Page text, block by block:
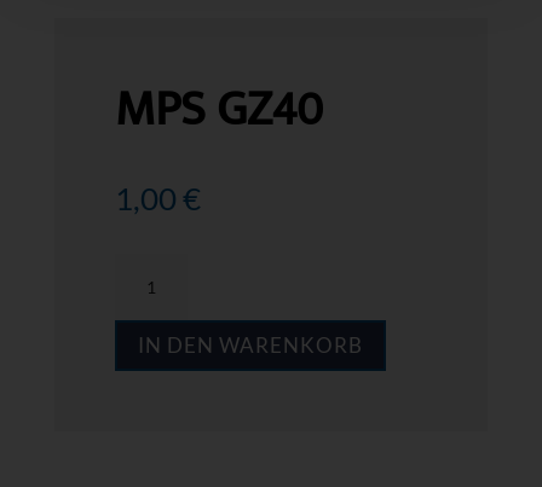
MPS GZ40
1,00€
Menge
IN DEN WARENKORB